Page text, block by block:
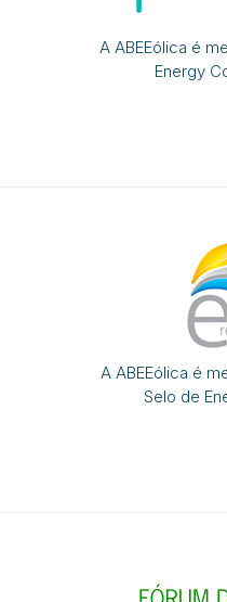
A ABEEólica é
Energy
A ABEEólica é
Selo de